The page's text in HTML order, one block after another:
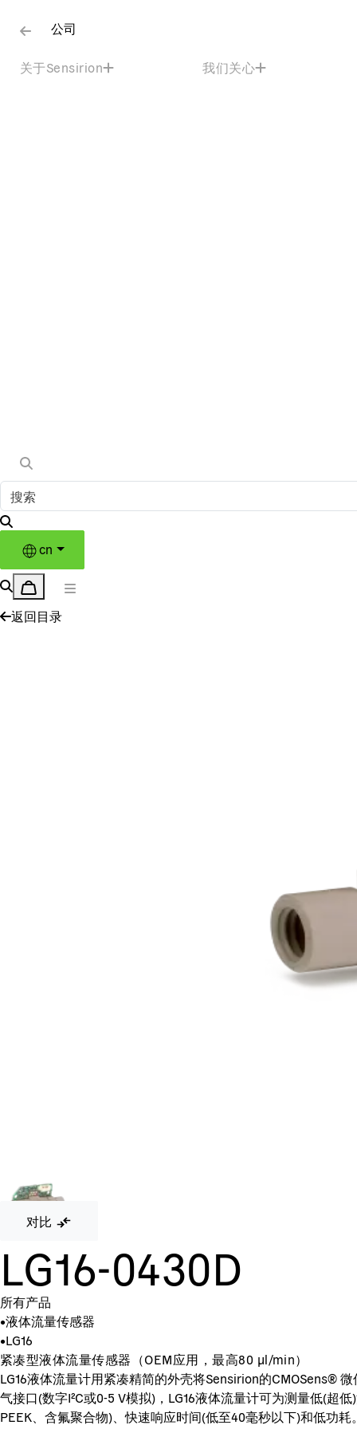
公司
关于Sensirion 我们关心
cn
返回目录
对比
LG16-0430D
所有产品
•液体流量传感器
•LG16
紧凑型液体流量传感器（OEM应用，最高80 µl/min）
LG16液体流量计用紧凑精简的外壳将Sensirion的CMOSens®
气接口(数字I²C或0-5 V模拟)，LG16液体流量计可为测量低(
PEEK、含氟聚合物)、快速响应时间(低至40毫秒以下)和低功